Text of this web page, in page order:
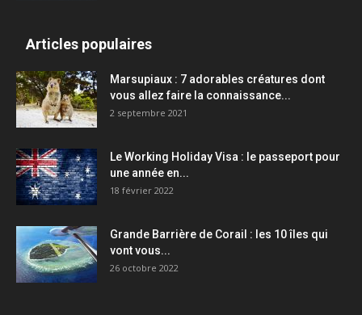
Articles populaires
Marsupiaux : 7 adorables créatures dont
vous allez faire la connaissance...
2 septembre 2021
Le Working Holiday Visa : le passeport pour
une année en...
18 février 2022
Grande Barrière de Corail : les 10 îles qui
vont vous...
26 octobre 2022